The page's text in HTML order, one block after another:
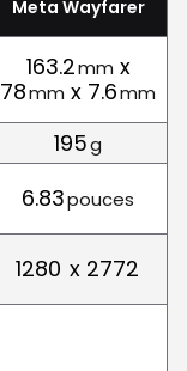
Meta Wayfarer
163.2mm x
78mm x 7.6mm
195g
6.83pouces
1280 x 2772